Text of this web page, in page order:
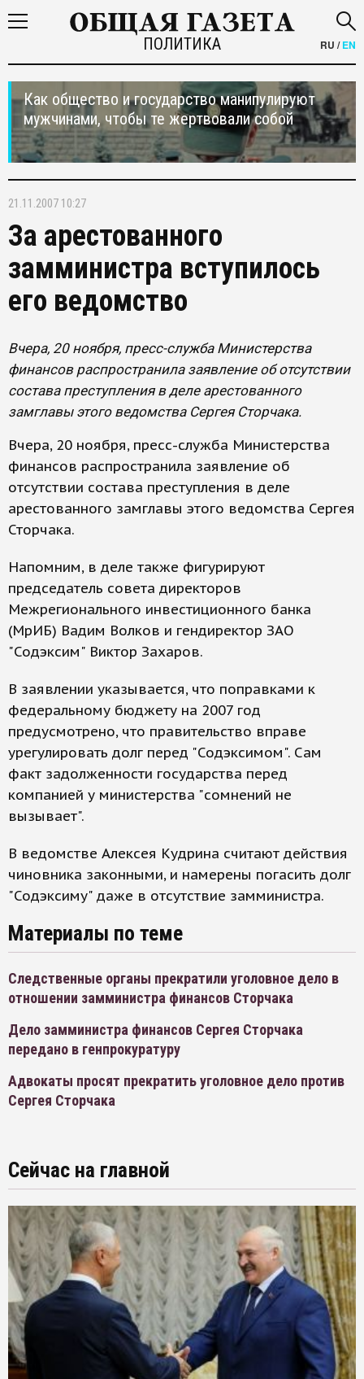
ПОЛИТИКА RU /EN
Как общество и государство манипулируют
мужчинами, чтобы те жертвовали собой
21.11.2007 10:27
За арестованного
замминистра вступилось
его ведомство
Вчера, 20 ноября, пресс-служба Министерства
финансов распространила заявление об отсутствии
состава преступления в деле арестованного
замглавы этого ведомства Сергея Сторчака.
Вчера, 20 ноября, пресс-служба Министерства
финансов распространила заявление об
отсутствии состава преступления в деле
арестованного замглавы этого ведомства Сергея
Сторчака.
Напомним, в деле также фигурируют
председатель совета директоров
Межрегионального инвестиционного банка
(МрИБ) Вадим Волков и гендиректор ЗАО
"Содэксим" Виктор Захаров.
В заявлении указывается, что поправками к
федеральному бюджету на 2007 год
предусмотрено, что правительство вправе
урегулировать долг перед "Содэксимом". Сам
факт задолженности государства перед
компанией у министерства "сомнений не
вызывает".
В ведомстве Алексея Кудрина считают действия
чиновника законными, и намерены погасить долг
"Содэксиму" даже в отсутствие замминистра.
Материалы по теме
Следственные органы прекратили уголовное дело в
отношении замминистра финансов Сторчака
Дело замминистра финансов Сергея Сторчака
передано в генпрокуратуру
Адвокаты просят прекратить уголовное дело против
Сергея Сторчака
Сейчас на главной